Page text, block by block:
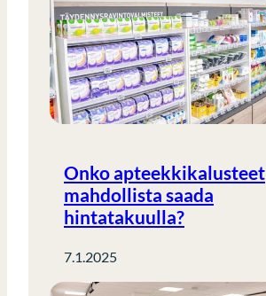
Onko apteekkikalusteet
mahdollista saada
hintatakuulla?
7.1.2025